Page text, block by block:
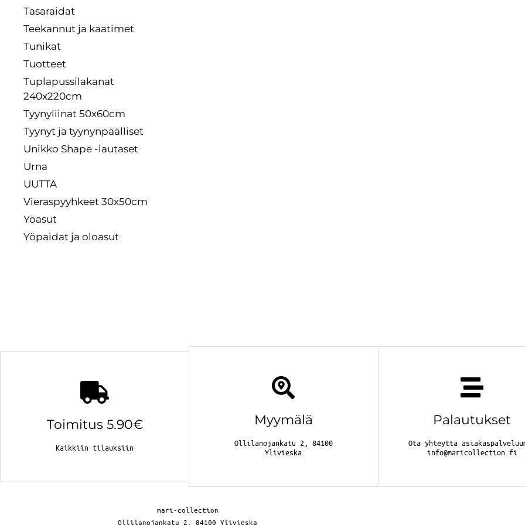
Tasaraidat
Teekannut ja kaatimet
Tunikat
Tuotteet
Tuplapussilakanat
240x220cm
Tyynyliinat 50x60cm
Tyynyt ja tyynynpäälliset
Unikko Shape -lautaset
Urna
UUTTA
Vieraspyyhkeet 30x50cm
Yöasut
Yöpaidat ja oloasut
Toimitus 5.90€
Kaikkiin tilauksiin
Myymälä
Ollilanojankatu 2, 84100
Ylivieska
Palautukset
Ota yhteyttä
info@maricollection.fi
mari-collection
Ollilanojankatu 2, 84100 Ylivieska